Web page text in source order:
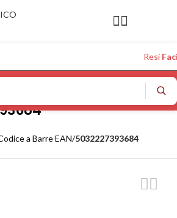
Resi
a Barre EAN/5032227393684